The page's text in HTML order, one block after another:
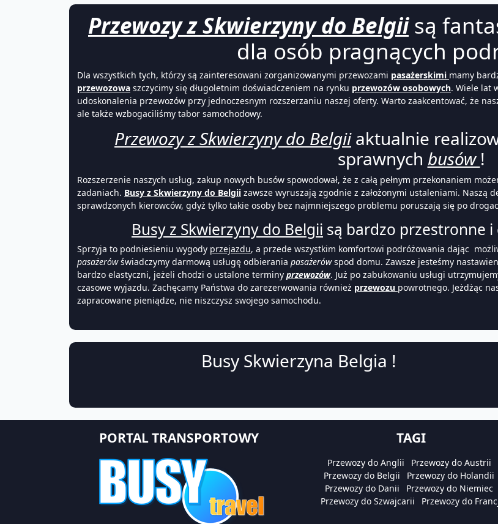
Przewozy z Skwierzyny do Belgiisą
dla osób pragnących
Dla wszystkich tych, którzy są zainteresowani zorganizowanymi przewozami pasażerskimi mamy
przewozowa szczycimy się długoletnim doświadczeniem na rynku przewozów osobowych. Wiele lat
udoskonalenia przewozów przy jednoczesnym rozszerzaniu naszej oferty. Warto zaakcentować, że
ale także wzbogaciliśmy tabor samochodowy.
Przewozy z Skwierzyny do Belgiiaktualnie
sprawnych busów !
Rozszerzenie naszych usług, zakup nowych busów spowodował, że z całą pełnym przekonaniem
zadaniach. Busy z Skwierzyny do Belgii zawsze wyruszają zgodnie z założonymi ustaleniami. Naszą
sprawdzonych kierowców, gdyż tylko takie osoby bez najmniejszego problemu poruszają się po
Busy z Skwierzyny do Belgii są bardzo przestronne
Sprzyja to podniesieniu wygody przejazdu, a przede wszystkim komfortowi podróżowania dając
pasażerówświadczymy darmową usługę odbierania pasażerówspod domu. Zawsze jesteśmy
bardzo elastyczni, jeżeli chodzi o ustalone terminy przewozów. Już po zabukowaniu usługi
czasowe wyjazdu. Zachęcamy Państwa do zarezerwowania również przewozu powrotnego. Jeżdżąc
zapracowane pieniądze, nie niszczysz swojego samochodu.
Busy Skwierzyna Belgia !
PORTAL TRANSPORTOWY TAGI
Przewozy do Anglii
Przewozy do Austrii
Przewozy do Belgii
Przewozy do Holandii
Przewozy do Danii
Przewozy do Niemiec
Przewozy do Szwajcarii
Przewozy do